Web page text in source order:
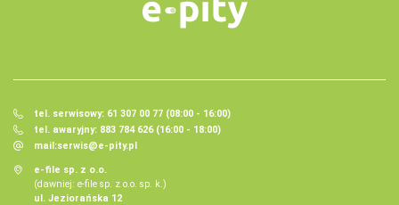
tel. serwisowy: 61 307 00 77 (08:00 - 16:00)
tel. awaryjny: 883 784 626 (16:00 - 18:00)
mail:serwis@e-pity.pl
e-file sp. z o.o.
(dawniej: e-file sp. z o.o. sp. k.)
ul. Jeziorańska 12